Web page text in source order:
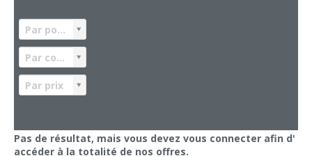
Par poids
Par colisage
Par prix
Pas de résultat, mais vous devez vous connecter afin d'
accéder à la totalité de nos offres.